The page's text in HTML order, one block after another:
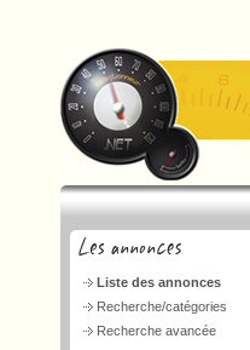
Liste des annonces
Recherche/catégories
Recherche avancée